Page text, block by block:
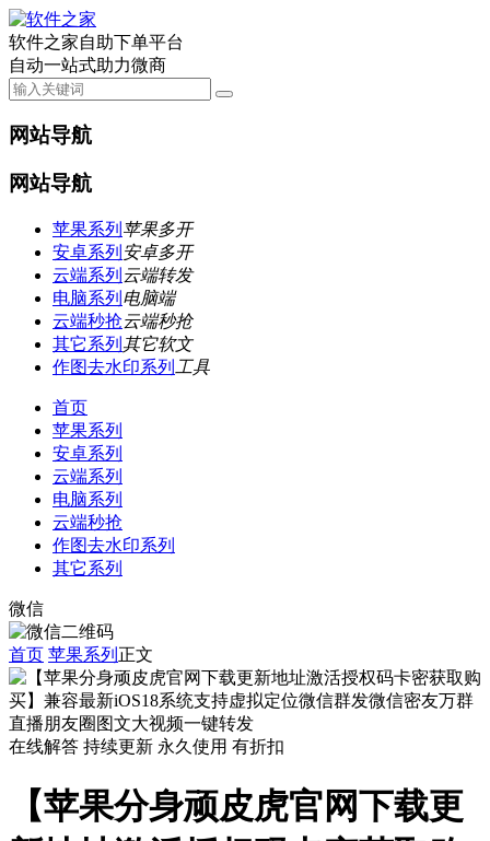
软件之家自助下单平台
自动一站式助力微商
网站导航
网站导航
苹果系列 苹果多开
安卓系列 安卓多开
云端系列 云端转发
电脑系列 电脑端
云端秒抢云端秒抢
其它系列 其它软文
作图去水印系列 工具
首页
苹果系列
安卓系列
云端系列
电脑系列
云端秒抢
作图去水印系列
其它系列
微信
首页 苹果系列 正文
在线解答 持续更新 永久使用 有折扣
【苹果分身顽皮虎官网下载更